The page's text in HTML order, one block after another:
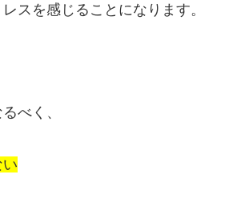
スを感じることになります。
べく、